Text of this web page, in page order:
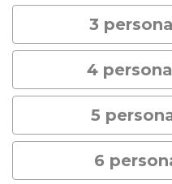
3
4
5
6